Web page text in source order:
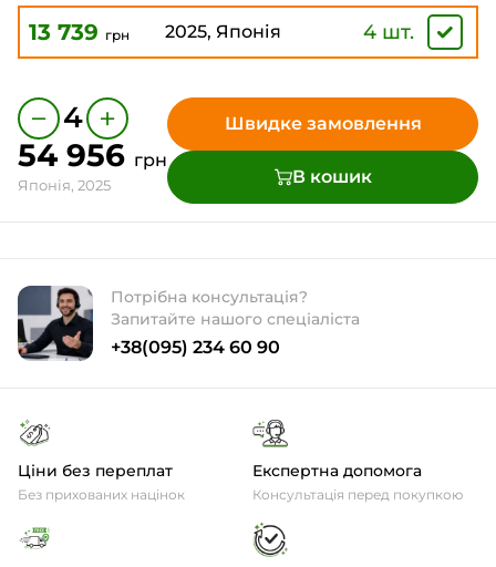
13 739 грн 2025, Японія 4 шт.
− 4 +
54 956 грн
Японія, 2025
Швидке замовлення
В кошик
Потрібна консультація?
Запитайте нашого спеціаліста
+38(095) 234 60 90
Ціни без переплат
Без прихованих націнок
Експертна допомога
Консультація перед покупкою